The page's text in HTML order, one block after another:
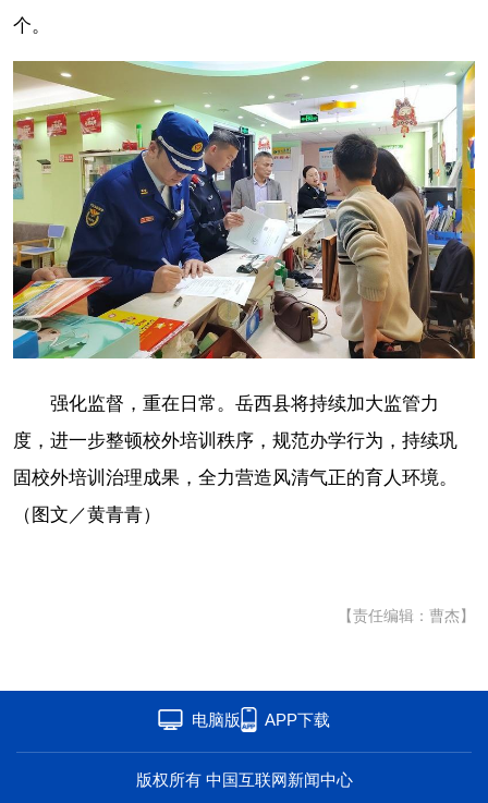
个。
强化监督，重在日常。岳西县将持续加大监管力
度，进一步整顿校外培训秩序，规范办学行为，持续巩
固校外培训治理成果，全力营造风清气正的育人环境。
（图文／黄青青）
【责任编辑：曹杰】
电脑版 APP下载
版权所有 中国互联网新闻中心